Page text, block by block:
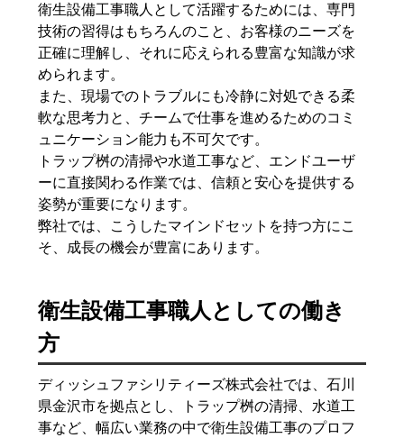
衛生設備工事職人として活躍するためには、専門
技術の習得はもちろんのこと、お客様のニーズを
正確に理解し、それに応えられる豊富な知識が求
められます。
また、現場でのトラブルにも冷静に対処できる柔
軟な思考力と、チームで仕事を進めるためのコミ
ュニケーション能力も不可欠です。
トラップ桝の清掃や水道工事など、エンドユーザ
ーに直接関わる作業では、信頼と安心を提供する
姿勢が重要になります。
弊社では、こうしたマインドセットを持つ方にこ
そ、成長の機会が豊富にあります。
衛生設備工事職人としての働き
方
ディッシュファシリティーズ株式会社では、石川
県金沢市を拠点とし、トラップ桝の清掃、水道工
事など、幅広い業務の中で衛生設備工事のプロフ